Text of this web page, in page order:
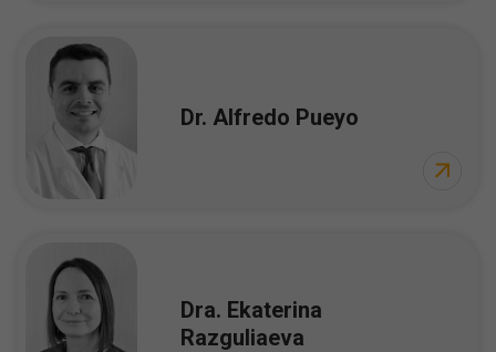
Dr. Alfredo Pueyo
Dra. Ekaterina
Razguliaeva